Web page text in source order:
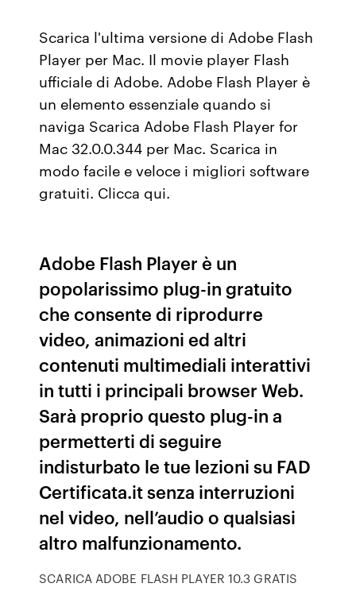
Scarica l'ultima versione di Adobe Flash
Player per Mac. Il movie player Flash
ufficiale di Adobe. Adobe Flash Player è
un elemento essenziale quando si
naviga Scarica Adobe Flash Player for
Mac 32.0.0.344 per Mac. Scarica in
modo facile e veloce i migliori software
gratuiti. Clicca qui.
Adobe Flash Player è un
popolarissimo plug-in gratuito
che consente di riprodurre
video, animazioni ed altri
contenuti multimediali interattivi
in tutti i principali browser Web.
Sarà proprio questo plug-in a
permetterti di seguire
indisturbato le tue lezioni su FAD
Certificata.it senza interruzioni
nel video, nell’audio o qualsiasi
altro malfunzionamento.
SCARICA ADOBE FLASH PLAYER 10.3 GRATIS